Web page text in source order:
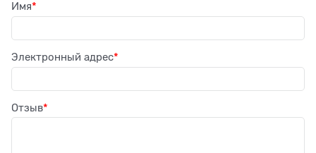
Имя
Электронный адрес
Отзыв